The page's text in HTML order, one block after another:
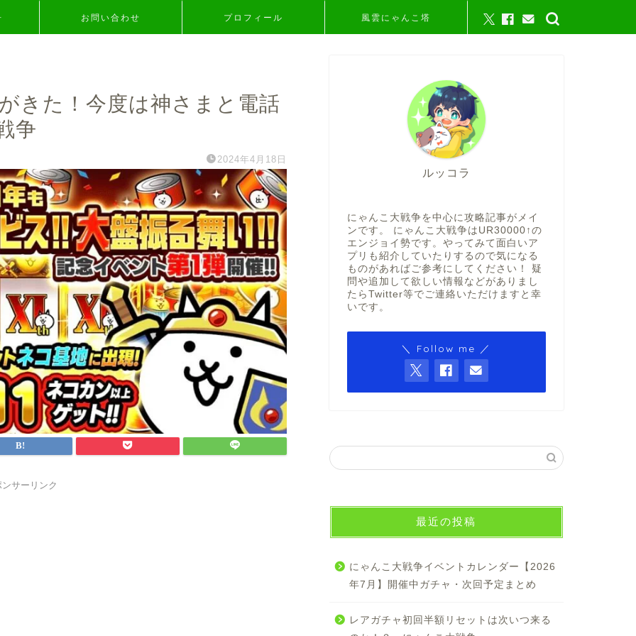
お問い合わせ プロフィール 風雲にゃんこ塔
きた！今度は神さまと電話
争
2024年4月18日
サーリンク
ルッコラ
にゃんこ大戦争を中心に攻略記事がメイ
ンです。 にゃんこ大戦争はUR30000↑の
エンジョイ勢です。やってみて面白いア
プリも紹介していたりするので気になる
ものがあればご参考にしてください！ 疑
問や追加して欲しい情報などがありまし
たらTwitter等でご連絡いただけますと幸
いです。
＼ Follow me ／
最近の投稿
にゃんこ大戦争イベントカレンダー【2026
年7月】開催中ガチャ・次回予定まとめ
レアガチャ初回半額リセットは次いつ来る